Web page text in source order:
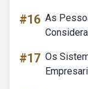
#16 As
#17 Os